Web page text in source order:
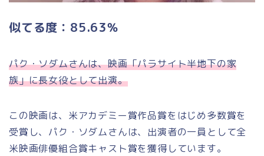
似てる度：85.63％
パク・ソダムさんは、映画「パラサイト半地下の家
族」に長女役として出演。
この映画は、米アカデミー賞作品賞をはじめ多数賞を
受賞し、パク・ソダムさんは、出演者の一員として全
米映画俳優組合賞キャスト賞を獲得しています。